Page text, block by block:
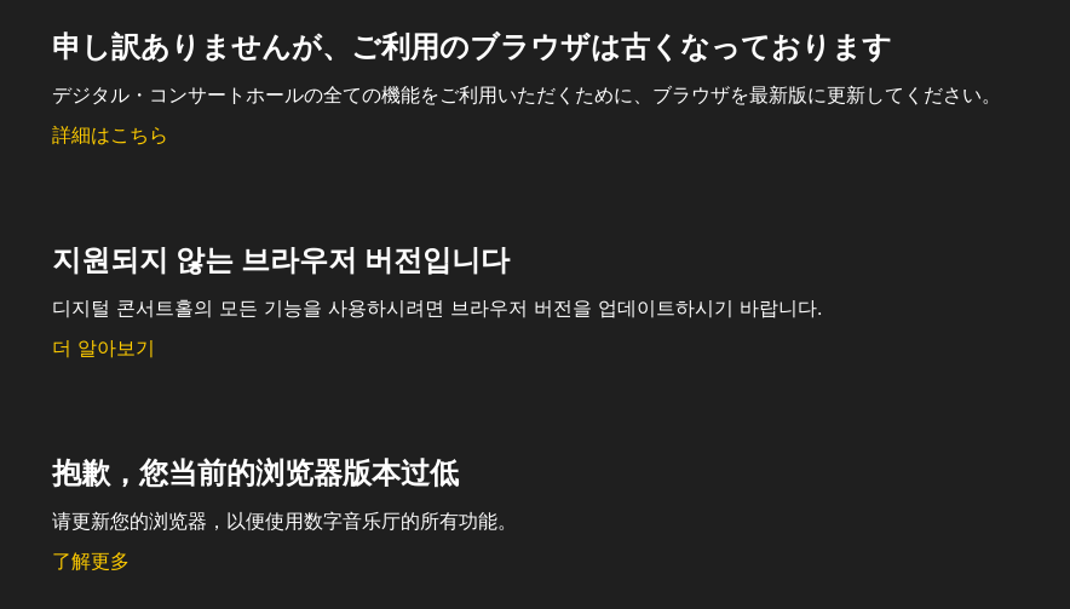
申し訳ありませんが、ご利用のブラウザは古くなっております
デジタル・コンサートホールの全ての機能をご利用いただくために、ブラウザを最新版に更新してください。
詳細はこちら
지원되지 않는 브라우저 버전입니다
디지털 콘서트홀의 모든 기능을 사용하시려면 브라우저 버전을 업데이트하시기 바랍니다.
더 알아보기
抱歉，您当前的浏览器版本过低
请更新您的浏览器，以便使用数字音乐厅的所有功能。
了解更多